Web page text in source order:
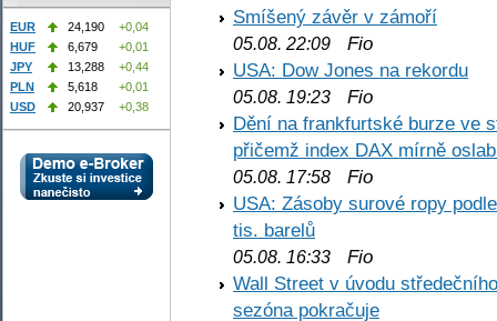
Smíšený závěr v zámoří
05.08. 22:09 Fio
USA: Dow Jones na rekordu
05.08. 19:23 Fio
Dění na frankfurtské burze ve
přičemž index DAX mírně
05.08. 17:58 Fio
USA: Zásoby surové ropy
tis. barelů
05.08. 16:33 Fio
Wall Street v úvodu
sezóna pokračuje
EUR 24,190
+0,04
HUF
6,679
+0,01
JPY
13,288
+0,44
PLN
5,618
+0,01
USD
20,937 +0,38